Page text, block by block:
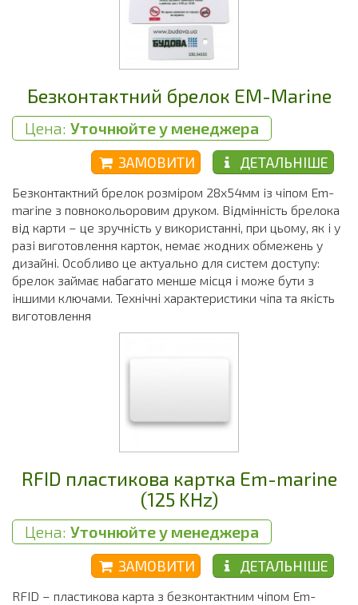
Безконтактний брелок EM-Marine
Цена: Уточнюйте у менеджера
ДЕТАЛЬНІШЕ
ЗАМОВИТИ
Безконтактний брелок розміром 28х54мм із чіпом Em-
marine з повнокольоровим друком. Відмінність брелока
від карти – це зручність у використанні, при цьому, як і у
разі виготовлення карток, немає жодних обмежень у
дизайні. Особливо це актуально для систем доступу:
брелок займає набагато менше місця і може бути з
іншими ключами. Технічні характеристики чіпа та якість
виготовлення
RFID пластикова картка Em-marine
(125 KHz)
Цена: Уточнюйте у менеджера
ДЕТАЛЬНІШЕ
ЗАМОВИТИ
RFID – пластикова карта з безконтактним чіпом Em-